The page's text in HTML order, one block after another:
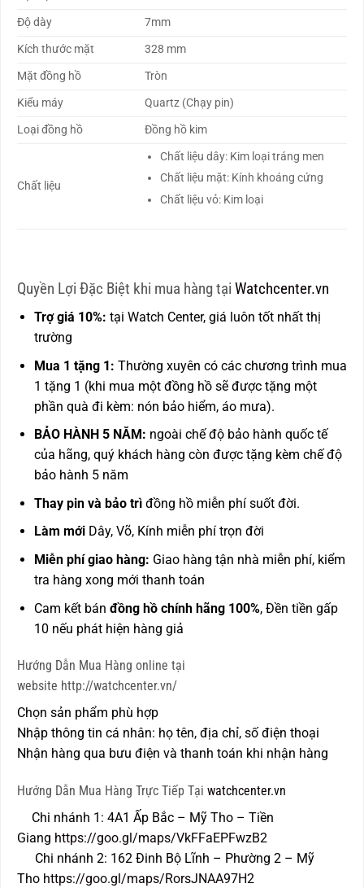
Độ dày
7mm
Kích thước mặt
328 mm
Mặt đồng hồ
Tròn
Kiểu máy
Quartz (Chạy pin)
Loại đồng hồ
Đồng hồ kim
Chất liệu
Chất liệu dây: Kim loại tráng men
Chất liệu mặt: Kính khoáng cứng
Chất liệu vỏ: Kim loại
Quyền Lợi Đặc Biệt khi mua hàng tại Watchcenter.vn
Trợ giá 10%: tại Watch Center, giá luôn tốt nhất thị
trường
Mua 1 tặng 1: Thường xuyên có các chương trình mua
1 tặng 1 (khi mua một đồng hồ sẽ được tặng một
phần quà đi kèm: nón bảo hiểm, áo mưa).
BẢO HÀNH 5 NĂM: ngoài chế độ bảo hành quốc tế
của hãng, quý khách hàng còn được tặng kèm chế độ
bảo hành 5 năm
Thay pin và bảo trìđồng hồ miễn phí suốt đời.
Làm mới Dây, Võ, Kính miễn phí trọn đời
Miễn phí giao hàng: Giao hàng tận nhà miễn phí, kiểm
tra hàng xong mới thanh toán
Cam kết bán đồng hồ chính hãng 100%, Đền tiền gấp
10 nếu phát hiện hàng giả
Hướng Dẫn Mua Hàng online tại
website http://watchcenter.vn/
Chọn sản phẩm phù hợp
Nhập thông tin cá nhân: họ tên, địa chỉ, số điện thoại
Nhận hàng qua bưu điện và thanh toán khi nhận hàng
Hướng Dẫn Mua Hàng Trực Tiếp Tại watchcenter.vn
Chi nhánh 1: 4A1 Ấp Bắc – Mỹ Tho – Tiền
Giang https://goo.gl/maps/VkFFaEPFwzB2
Chi nhánh 2: 162 Đinh Bộ Lĩnh – Phường 2 – Mỹ
Tho https://goo.gl/maps/RorsJNAA97H2